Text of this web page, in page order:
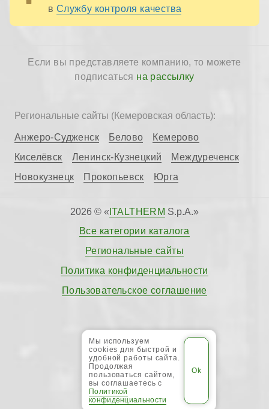
в Службу контроля качества
Если вы представляете компанию, то можете
подписаться на рассылку
Региональные сайты (Кемеровская область):
Анжеро-Судженск Белово
Кемерово
Киселёвск
Ленинск-Кузнецкий
Междуреченск
Новокузнецк
Прокопьевск Юрга
2026 © « ITALTHERM S.p.A.»
Все категории каталога
Региональные сайты
Политика конфиденциальности
Пользовательское соглашение
Мы используем
cookies для быстрой и
удобной работы сайта.
Продолжая
пользоваться сайтом,
вы соглашаетесь с
Политикой
конфиденциальности